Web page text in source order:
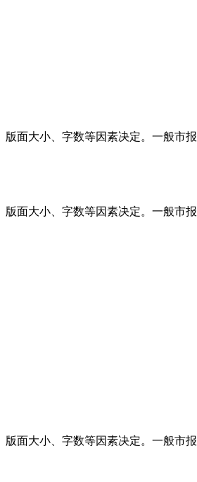
面大小、字数等因素决定。一般市
面大小、字数等因素决定。一般市
面大小、字数等因素决定。一般市